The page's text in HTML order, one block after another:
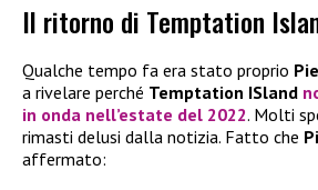
Il ritorno di Temptation
Qualche tempo fa era stato proprio
a rivelare perché Temptation ISland
in onda nell’estate del 2022. Molti
rimasti delusi dalla notizia. Fatto che
affermato: